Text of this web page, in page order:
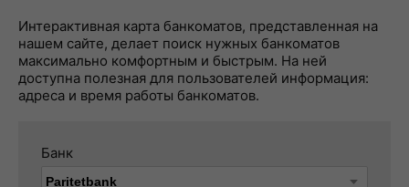
Интерактивная карта банкоматов, представленная на
нашем сайте, делает поиск нужных банкоматов
максимально комфортным и быстрым. На ней
доступна полезная для пользователей информация:
адреса и время работы банкоматов.
Банк